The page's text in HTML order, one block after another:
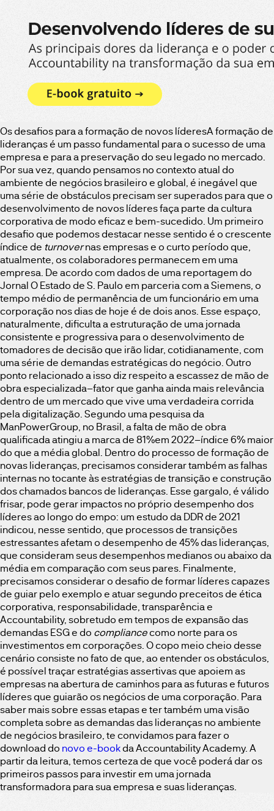
Os desafios para a formação de novos líderesA formação de
lideranças é um passo fundamental para o sucesso de uma
empresa e para a preservação do seu legado no mercado.
Por sua vez, quando pensamos no contexto atual do
ambiente de negócios brasileiro e global, é inegável que
uma série de obstáculos precisam ser superados para que o
desenvolvimento de novos líderes faça parte da cultura
corporativa de modo eficaz e bem-sucedido. Um primeiro
desafio que podemos destacar nesse sentido é o crescente
índice de turnovernas empresas e o curto período que,
atualmente, os colaboradores permanecem em uma
empresa. De acordo com dados de uma reportagem do
Jornal O Estado de S. Paulo em parceria com a Siemens, o
tempo médio de permanência de um funcionário em uma
corporação nos dias de hoje é de dois anos. Esse espaço,
naturalmente, dificulta a estruturação de uma jornada
consistente e progressiva para o desenvolvimento de
tomadores de decisão que irão lidar, cotidianamente, com
uma série de demandas estratégicas do negócio. Outro
ponto relacionado a isso diz respeito a escassez de mão de
obra especializada–fator que ganha ainda mais relevância
dentro de um mercado que vive uma verdadeira corrida
pela digitalização. Segundo uma pesquisa da
ManPowerGroup, no Brasil, a falta de mão de obra
qualificada atingiu a marca de 81%em 2022–índice 6% maior
do que a média global. Dentro do processo de formação de
novas lideranças, precisamos considerar também as falhas
internas no tocante às estratégias de transição e construção
dos chamados bancos de lideranças. Esse gargalo, é válido
frisar, pode gerar impactos no próprio desempenho dos
líderes ao longo do empo: um estudo da DDR de 2021
indicou, nesse sentido, que processos de transições
estressantes afetam o desempenho de 45% das lideranças,
que consideram seus desempenhos medianos ou abaixo da
média em comparação com seus pares. Finalmente,
precisamos considerar o desafio de formar líderes capazes
de guiar pelo exemplo e atuar segundo preceitos de ética
corporativa, responsabilidade, transparência e
Accountability, sobretudo em tempos de expansão das
demandas ESG e do compliancecomo norte para os
investimentos em corporações. O copo meio cheio desse
cenário consiste no fato de que, ao entender os obstáculos,
é possível traçar estratégias assertivas que apoiem as
empresas na abertura de caminhos para as futuras e futuros
líderes que guiarão os negócios de uma corporação. Para
saber mais sobre essas etapas e ter também uma visão
completa sobre as demandas das lideranças no ambiente
de negócios brasileiro, te convidamos para fazer o
download do novo e-bookda Accountability Academy. A
partir da leitura, temos certeza de que você poderá dar os
primeiros passos para investir em uma jornada
transformadora para sua empresa e suas lideranças.